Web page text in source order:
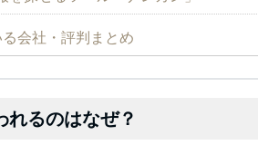
会社・評判まとめ
れるのはなぜ？